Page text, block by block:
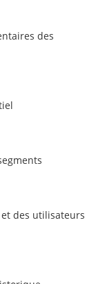
des
des utilisateurs